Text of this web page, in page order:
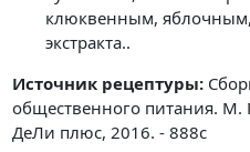
клюквенным,
экстракта..
Источник рецептуры:
общественного питания.
ДеЛи плюс, 2016. - 888с